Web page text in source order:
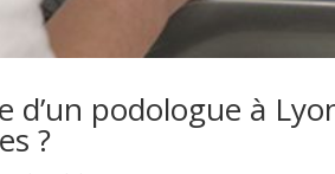
d’un podologue à
?